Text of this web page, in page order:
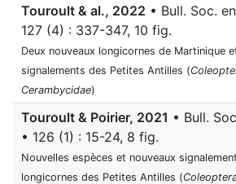
Touroult & al., 2022 • Bull. Soc.
127 (4) : 337-347, 10 fig.
Deux nouveaux longicornes de Martinique
signalements des Petites Antilles (
Cerambycidae)
Touroult & Poirier, 2021 • Bull.
• 126 (1) : 15-24, 8 fig.
Nouvelles espèces et nouveaux
longicornes des Petites Antilles (